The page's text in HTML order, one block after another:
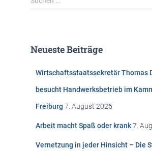
u
n
Neueste Beiträge
Wirtschaftsstaatssekretär Thomas
besucht Handwerksbetrieb im
Freiburg 7. August 2026
Arbeit macht Spaß oder krank7.
Vernetzung in jeder Hinsicht – Die